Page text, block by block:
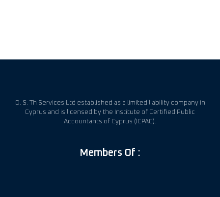
D. S. Th Services Ltd established as a limited liability company in
Cyprus and is licensed by the Institute of Certified Public
Accountants of Cyprus (ICPAC).
Members Of :